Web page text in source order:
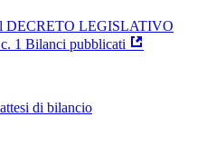
DECRETO LEGISLATIVO
1 Bilanci pubblicati
di bilancio